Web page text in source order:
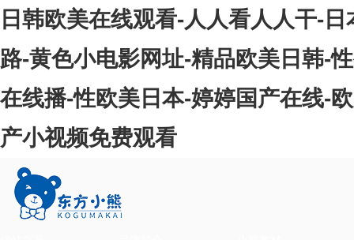
日韩欧美在线观看-人人看人人干-
路-黄色小电影网址-精品欧美日韩-
在线播-性欧美日本-婷婷国产在线-
产小视频免费观看